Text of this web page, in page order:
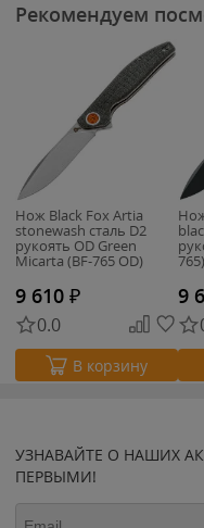
Рекомендуем
Нож Black Fox Artia
stonewash сталь D2
рукоять OD Green
Micarta (BF-765 OD)
9 610 ₽
0.0
В корзину
765)
9
УЗНАВАЙТЕ О НАШИХ
ПЕРВЫМИ!